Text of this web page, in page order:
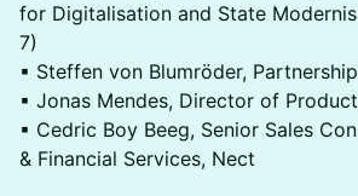
for Digitalisation and State
7)
▪ Steffen von Blumröder,
▪ Jonas Mendes, Director of
▪ Cedric Boy Beeg, Senior Sales
& Financial Services, Nect